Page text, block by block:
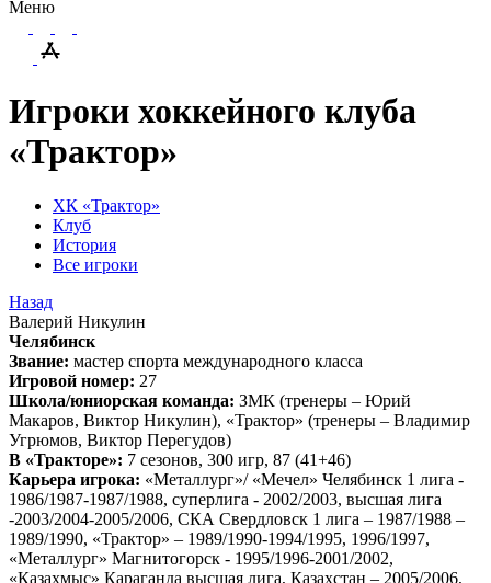
Меню
Игроки хоккейного клуба
«Трактор»
ХК «Трактор»
Клуб
История
Все игроки
Назад
Валерий Никулин
Челябинск
Звание: мастер спорта международного класса
Игровой номер: 27
Школа/юниорская команда: ЗМК (тренеры – Юрий
Макаров, Виктор Никулин), «Трактор» (тренеры – Владимир
Угрюмов, Виктор Перегудов)
В «Тракторе»: 7 сезонов, 300 игр, 87 (41+46)
Карьера игрока: «Металлург»/ «Мечел» Челябинск 1 лига -
1986/1987-1987/1988, суперлига - 2002/2003, высшая лига
-2003/2004-2005/2006, СКА Свердловск 1 лига – 1987/1988 –
1989/1990, «Трактор» – 1989/1990-1994/1995, 1996/1997,
«Металлург» Магнитогорск - 1995/1996-2001/2002,
«Казахмыс» Караганда высшая лига, Казахстан – 2005/2006,